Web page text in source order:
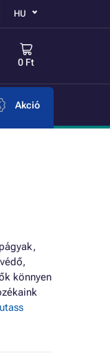
HU
0 Ft
Akció
könnyen